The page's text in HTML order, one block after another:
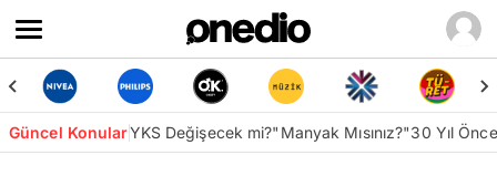
Güncel KonularYKS Değişecek mi?"Manyak Mısınız?"30 Yıl